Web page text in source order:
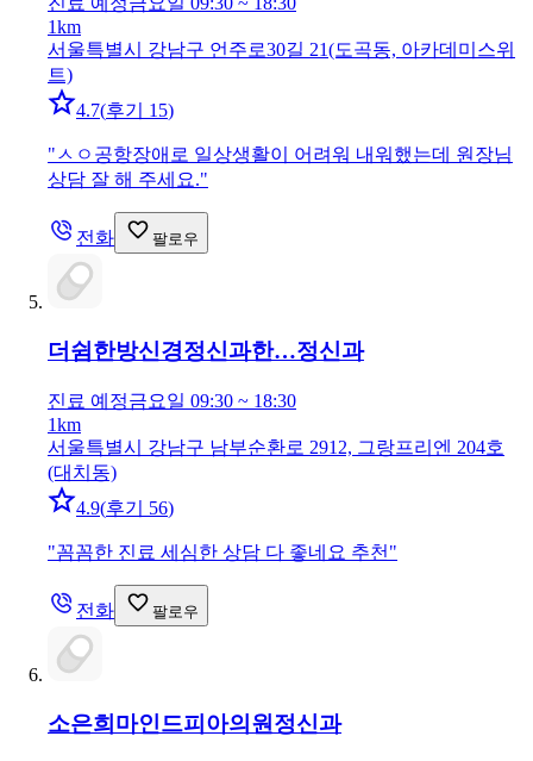
1km
서울특별시 강남구 언주로30길 21(도곡동, 아카데미스위
트)
4.7(후기 15)
"ㅅㅇ공항장애로 일상생활이 어려워 내워했는데 원장님
상담 잘 해 주세요."
전화 팔로우
더쉼한방신경정신과한…정신과
진료 예정금요일 09:30 ~ 18:30
1km
서울특별시 강남구 남부순환로 2912, 그랑프리엔 204호
(대치동)
4.9(후기 56)
"꼼꼼한 진료 세심한 상담 다 좋네요 추천 "
전화 팔로우
소은희마인드피아의원 정신과